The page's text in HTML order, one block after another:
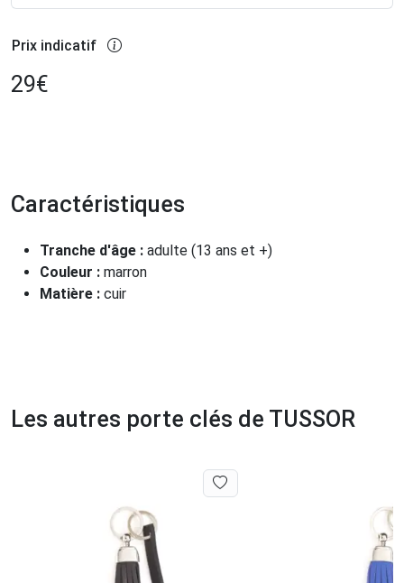
Prix indicatif
29€
Caractéristiques
Tranche d'âge : adulte (13 ans et +)
Couleur : marron
Matière : cuir
Les autres porte clés de TUSSOR